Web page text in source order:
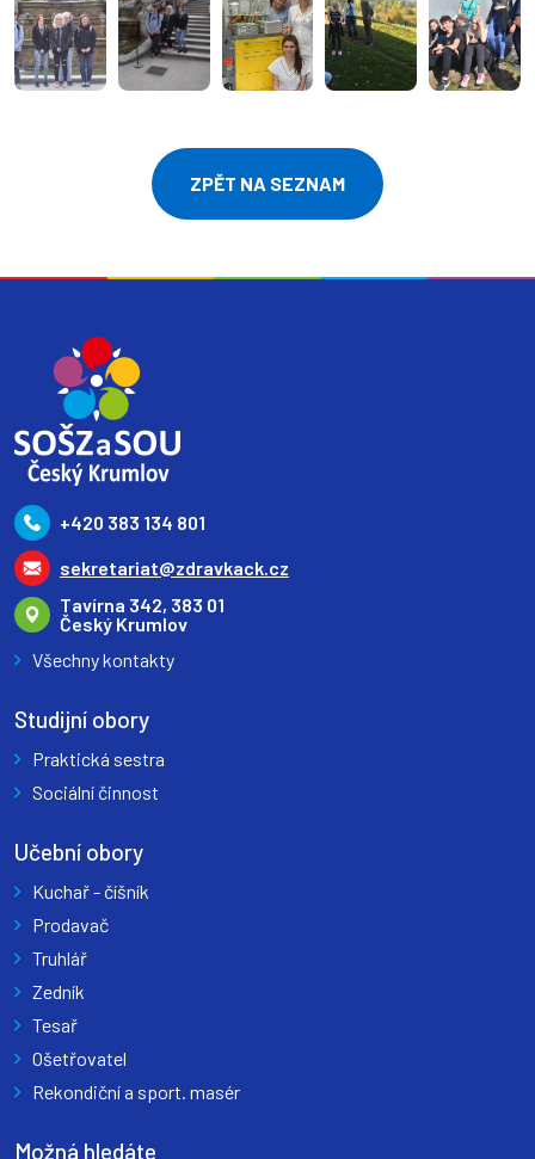
ZPĚT NA SEZNAM
+420 383 134 801
sekretariat@zdravkack.cz
Tavírna 342, 383 01
Český Krumlov
Všechny kontakty
Studijní obory
Praktická sestra
Sociální činnost
Učební obory
Kuchař - číšník
Prodavač
Truhlář
Zedník
Tesař
Ošetřovatel
Rekondiční a sport. masér
Možná hledáte